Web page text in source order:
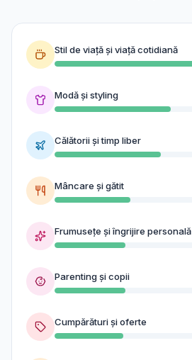
Stil de viață și viață cotidiană
Modă și styling
Călătorii și timp liber
Mâncare și gătit
Frumusețe și îngrijire personală
Parenting și copii
Cumpărături și oferte